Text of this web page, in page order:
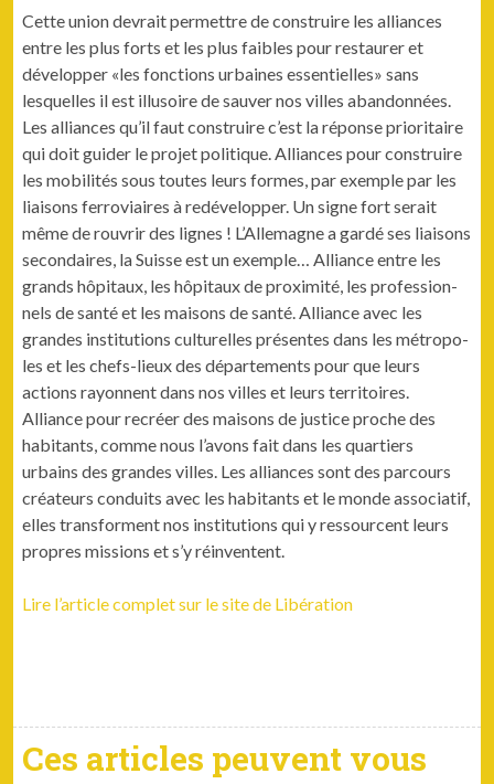
Cette union devrait per­me­t­tre de con­stru­ire les alliances
entre les plus forts et les plus faibles pour restau­r­er et
dévelop­per «les fonc­tions urbaines essen­tielles» sans
lesquelles il est illu­soire de sauver nos villes aban­don­nées.
Les alliances qu’il faut con­stru­ire c’est la réponse pri­or­i­taire
qui doit guider le pro­jet poli­tique. Alliances pour con­stru­ire
les mobil­ités sous toutes leurs formes, par exem­ple par les
liaisons fer­rovi­aires à redévelop­per. Un signe fort serait
même de rou­vrir des lignes ! L’Allemagne a gardé ses liaisons
sec­ondaires, la Suisse est un exem­ple… Alliance entre les
grands hôpi­taux, les hôpi­taux de prox­im­ité, les pro­fes­sion­
nels de san­té et les maisons de san­té. Alliance avec les
grandes insti­tu­tions cul­turelles présentes dans les métrop­o­
les et les chefs-lieux des départe­ments pour que leurs
actions ray­on­nent dans nos villes et leurs ter­ri­toires.
Alliance pour recréer des maisons de jus­tice proche des
habi­tants, comme nous l’avons fait dans les quartiers
urbains des grandes villes. Les alliances sont des par­cours
créa­teurs con­duits avec les habi­tants et le monde asso­ci­atif,
elles trans­for­ment nos insti­tu­tions qui y ressour­cent leurs
pro­pres mis­sions et s’y réinventent.
Lire l’ar­ti­cle com­plet sur le site de Libéra­tion
Ces articles peuvent vous